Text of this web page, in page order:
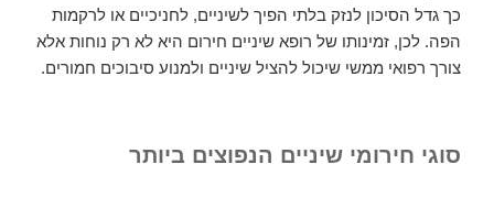
כך גדל הסיכון לנזק בלתי הפיך לשיניים, לחניכיים או לרקמות
הפה. לכן, זמינותו של רופא שיניים חירום היא לא רק נוחות אלא
צורך רפואי ממשי שיכול להציל שיניים ולמנוע סיבוכים חמורים.
סוגי חירומי שיניים הנפוצים ביותר